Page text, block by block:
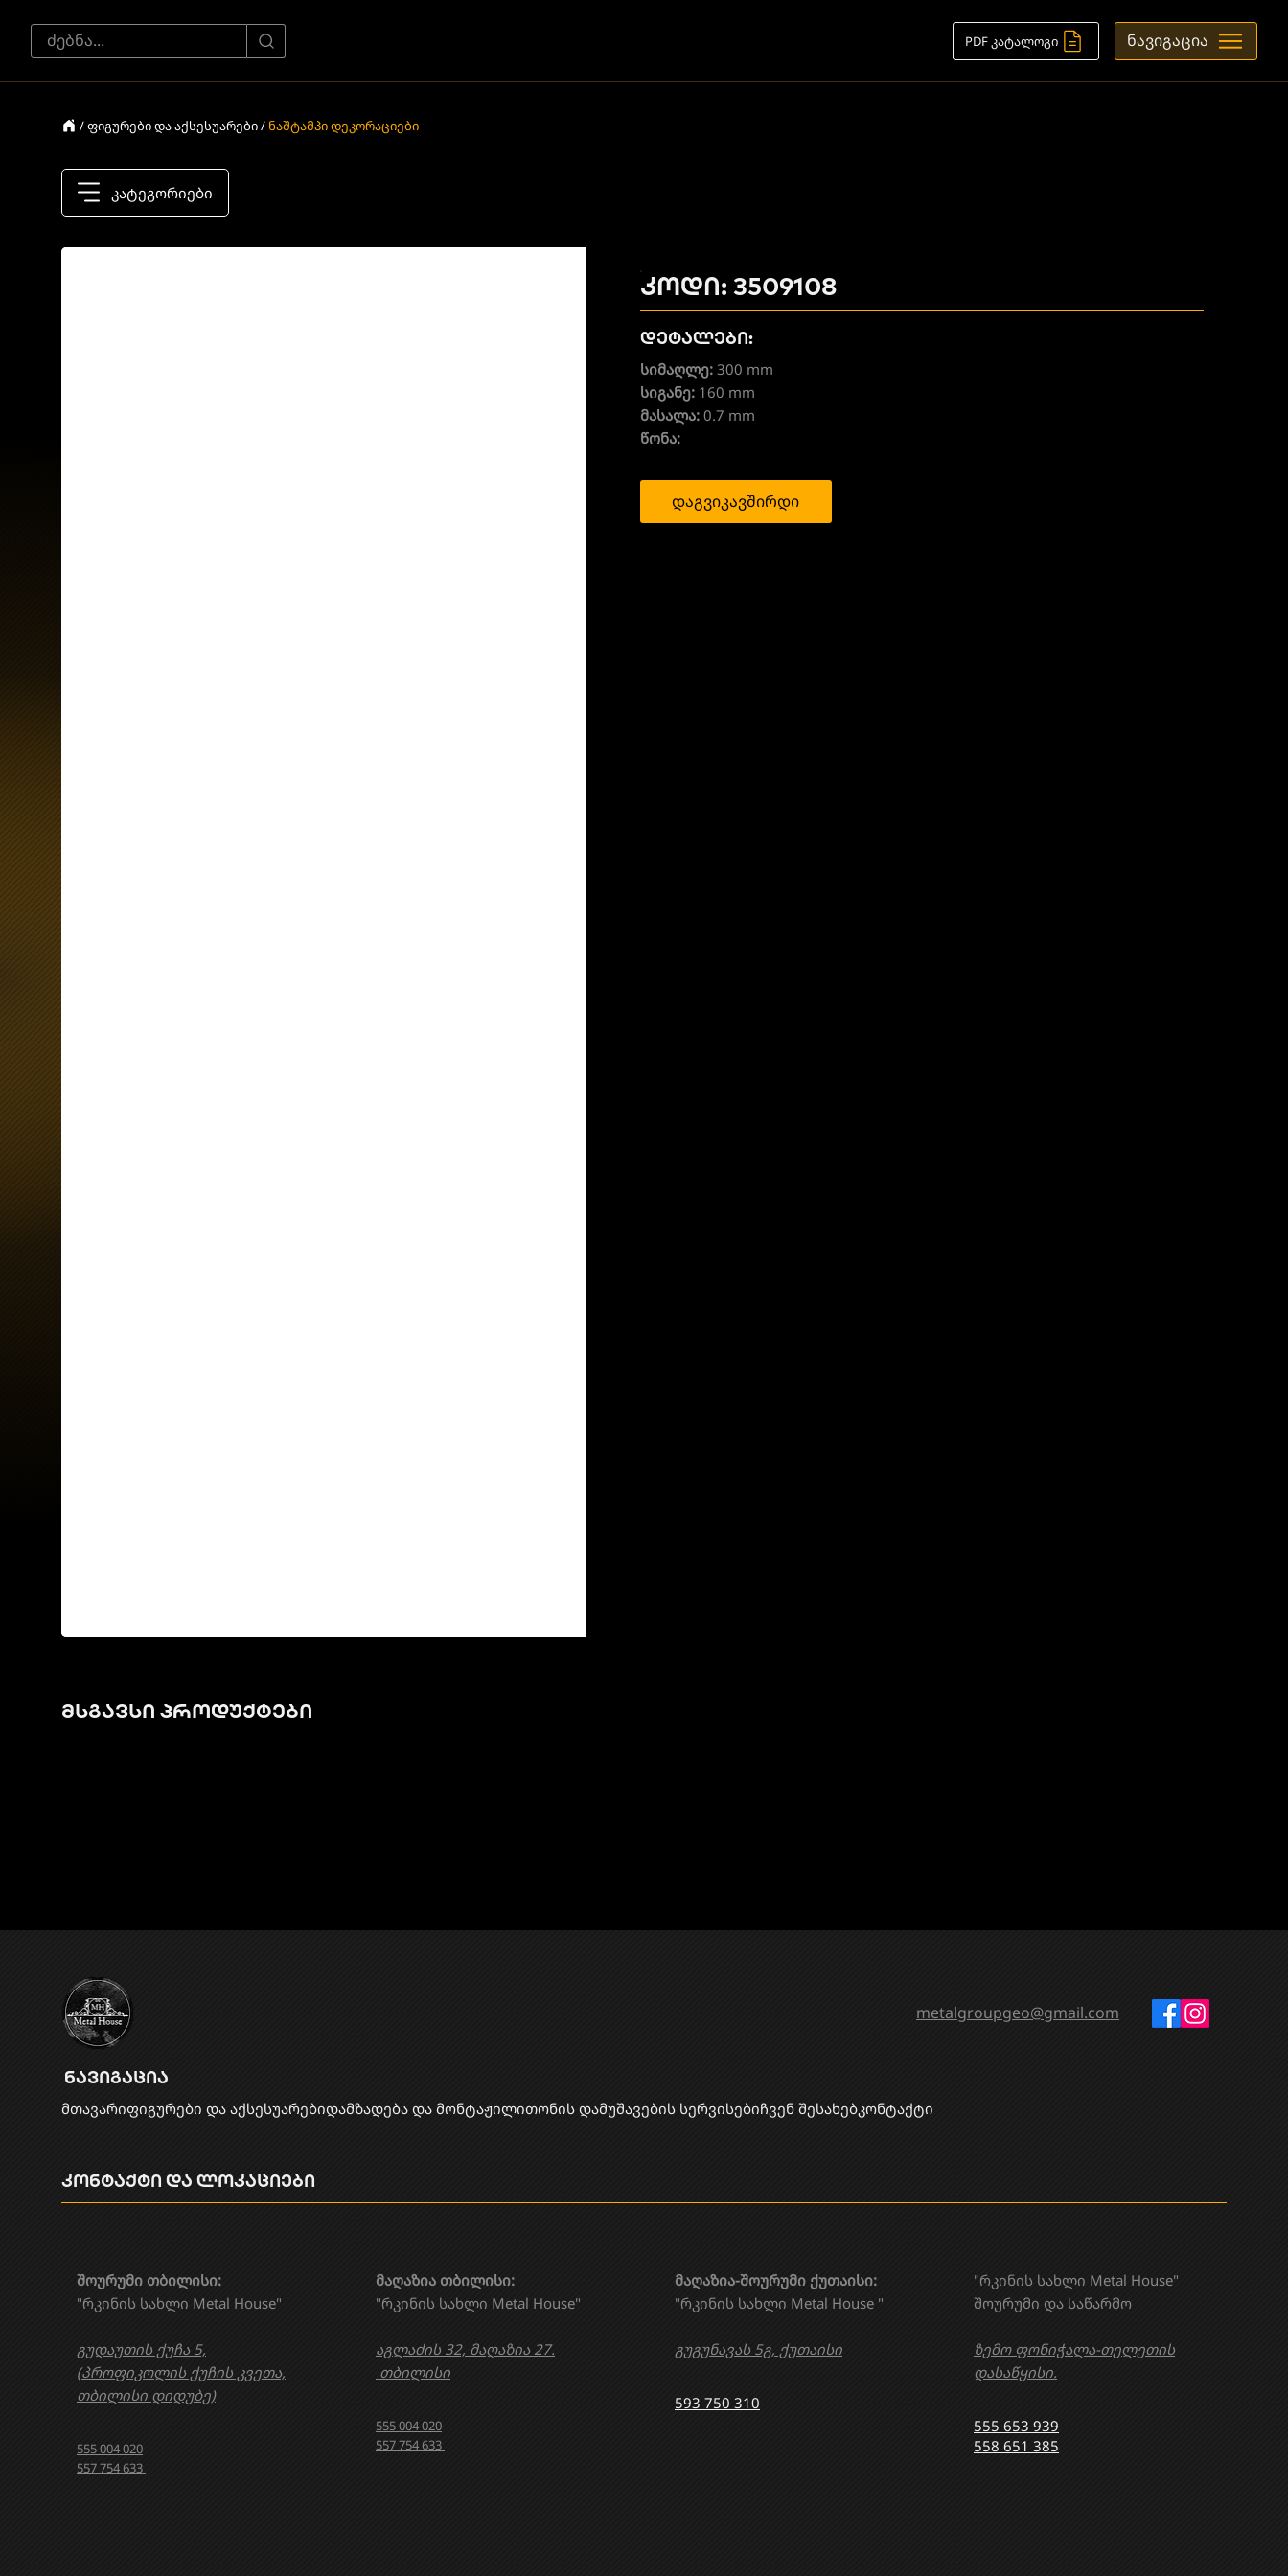
PDF კატალოგი ნავიგაცია
/ ფიგურები და აქსესუარები / ნაშტამპი დეკორაციები
კატეგორიები
კოდი: 3509108
დეტალები:
სიმაღლე:300 mm
სიგანე:160 mm
მასალა:0.7 mm
წონა:
დაგვიკავშირდი
მსგავსი პროდუქტები
ნავიგაცია
მთავარიფიგურები და აქსესუარებიდამზადება და მონტაჟი​ლითონის დამუშავების სერვისებიჩვენ შესახებკონტაქტი
"რკინის სახლი Metal House"
შოურუმი და საწარმო
ზემო ფონიჭალა-თელეთის
დასაწყისი.
555 653 939
558 651 385
მაღაზია თბილისი:
"რკინის სახლი Metal House"
აგლაძის 32, მაღაზია 27.
თბილისი
555 004 020
557 754 633
მაღაზია-შოურუმი ქუთაისი:
"რკინის სახლი Metal House "
გუგუნავას 5გ, ქუთაისი
593 750 310
შოურუმი თბილისი:
"რკინის სახლი Metal House"
გუდაუთის ქუჩა 5,
(პროფიკოლის ქუჩის კვეთა,
თბილისი დიდუბე)
555 004 020
557 754 633
კონტაქტი და ლოკაციები
metalgroupgeo@gmail.com